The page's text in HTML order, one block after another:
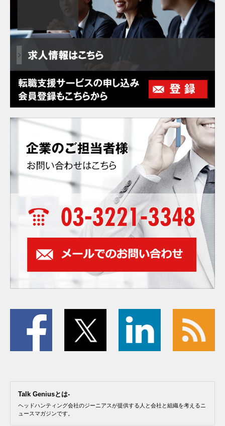
Talk Geniusとは-
ヘッドハンティング会社のジーニアスが提供する人と会社と組織を考えるニ
ュースマガジンです。